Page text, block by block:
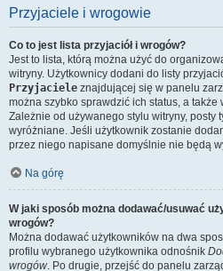
Przyjaciele i wrogowie
Co to jest lista przyjaciół i wrogów?
Jest to lista, którą można użyć do
witryny. Użytkownicy dodani do listy
Przyjaciele znajdującej się w panelu
można szybko sprawdzić ich status, a także
Zależnie od używanego stylu witryny, posty
wyróżniane. Jeśli użytkownik zostanie
przez niego napisane domyślnie nie będą
Na górę
W jaki sposób można dodawać/usuwać
wrogów?
Można dodawać użytkowników na dwa
profilu wybranego użytkownika odnośnik
wrogów. Po drugie, przejść do panelu